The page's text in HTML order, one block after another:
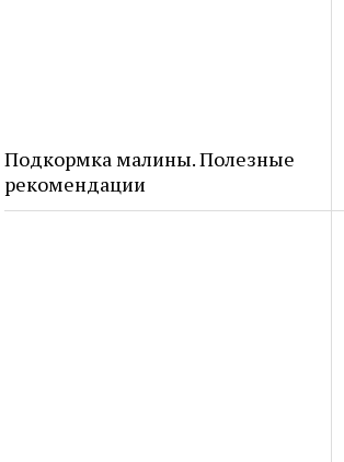
Подкормка малины. Полезные
рекомендации